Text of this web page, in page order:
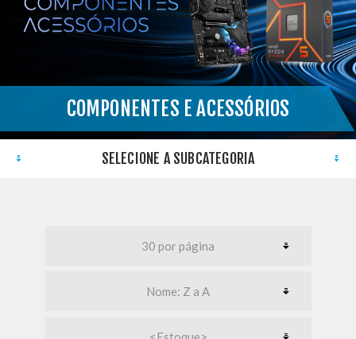
}
COMPONENTES E ACESSÓRIOS
SELECIONE A SUBCATEGORIA